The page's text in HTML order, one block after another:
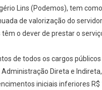
E
Abono
Para
Prefeitura
Lins (Podemos), tem
de valorização do
o dever de prestar o
de todos os cargos
Direta e
iniciais inferiores